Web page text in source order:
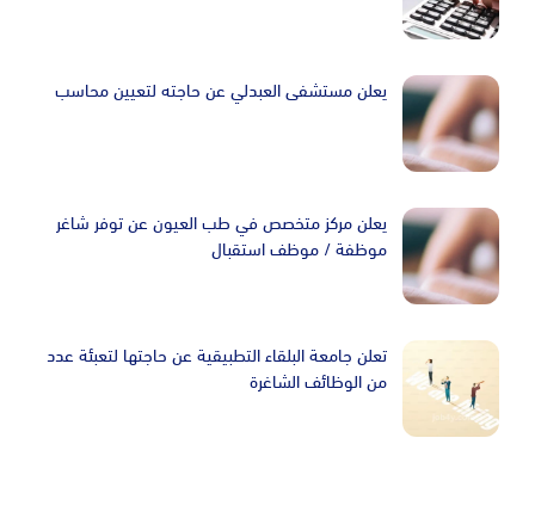
يعلن مستشفى العبدلي عن حاجته لتعيين محاسب
يعلن مركز متخصص في طب العيون عن توفر شاغر
موظفة / موظف استقبال
تعلن جامعة البلقاء التطبيقية عن حاجتها لتعبئة عدد
من الوظائف الشاغرة